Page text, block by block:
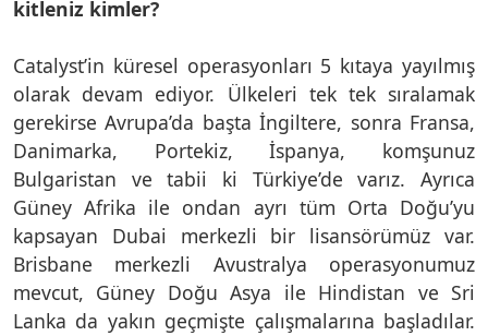
kitleniz kimler?
Catalyst’in küresel operasyonları 5 kıtaya yayılmış
olarak devam ediyor. Ülkeleri tek tek sıralamak
gerekirse Avrupa’da başta İngiltere, sonra Fransa,
Danimarka, Portekiz, İspanya, komşunuz
Bulgaristan ve tabii ki Türkiye’de varız. Ayrıca
Güney Afrika ile ondan ayrı tüm Orta Doğu’yu
kapsayan Dubai merkezli bir lisansörümüz var.
Brisbane merkezli Avustralya operasyonumuz
mevcut, Güney Doğu Asya ile Hindistan ve Sri
Lanka da yakın geçmişte çalışmalarına başladılar.